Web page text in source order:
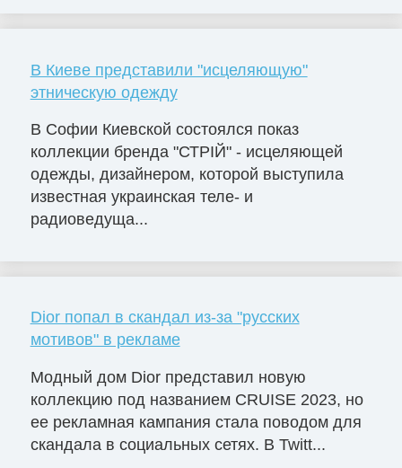
В Киеве представили "исцеляющую"
этническую одежду
В Софии Киевской состоялся показ
коллекции бренда "СТРІЙ" - исцеляющей
одежды, дизайнером, которой выступила
известная украинская теле- и
радиоведуща...
Dior попал в скандал из-за "русских
мотивов" в рекламе
Модный дом Dior представил новую
коллекцию под названием CRUISE 2023, но
ее рекламная кампания стала поводом для
скандала в социальных сетях. В Twitt...